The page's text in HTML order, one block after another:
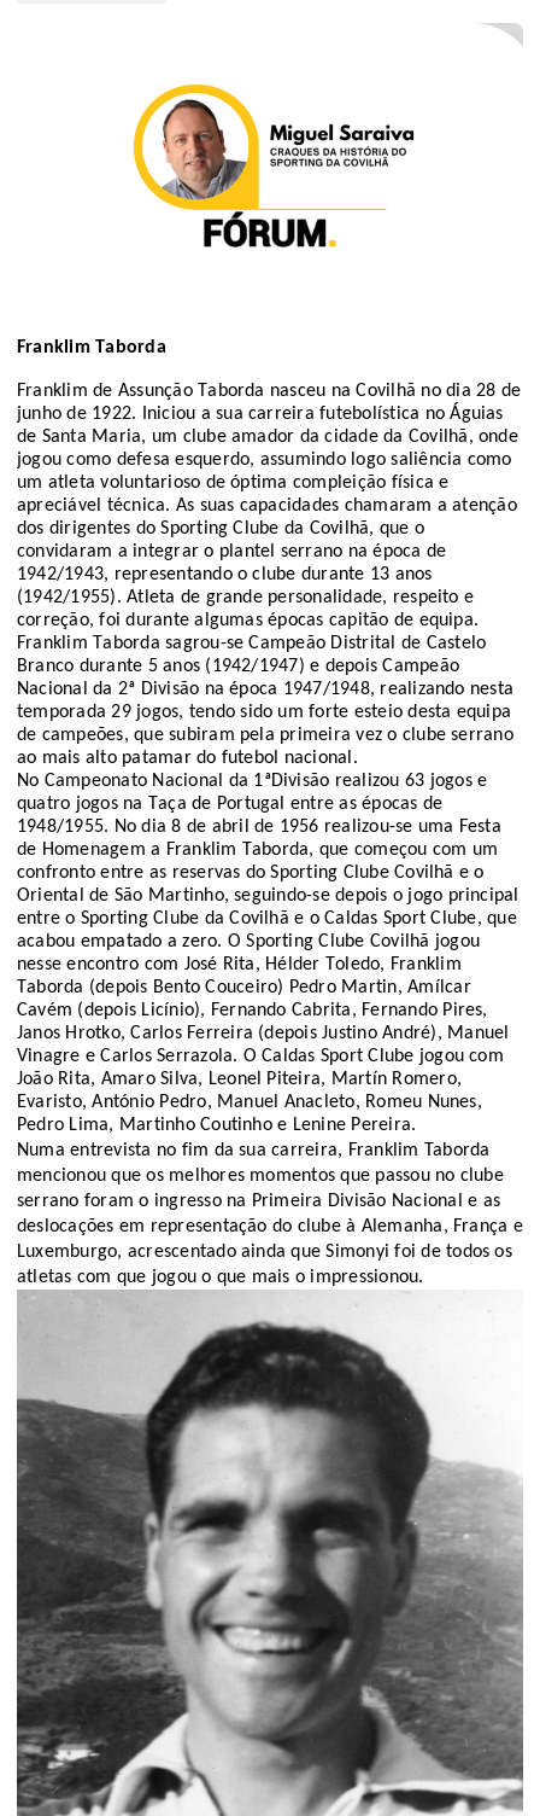
Franklim Taborda
Franklim de Assunção Taborda nasceu naCovilhã nodia 28 de
junho de 1922. niciou a sua carreira futebolística no Águias
de Santa Maria, um clube amador dacidade da Covilhã,onde
jogou como defesa esquerdo, assumindo logo saliência como
um atleta voluntarioso de óptima compleição física e
apreciável técnica. As suas capacidades chamaram a atenção
dos dirigentes do SportingClube da Covilhã, que o
convidaram a integrar o plantel serrano na época de
1942/1943, representandoo clube durante 13 anos
(1942/1955). Atleta de grande personalidade, respeito e
correção, foi durantealgumas épocas capitão de equipa.
Franklim Taborda sagrou-se Campeão Distrital de Castelo
Branco durante 5 anos (1942/1947) e depois Campeão
Nacional da 2ª Divisão na época 1947/1948, realizando nesta
temporada 29 jogos, tendo sido um forte esteio desta equipa
de campeões,que subiram pela primeira vez o clube serrano
ao mais alto patamar do futebol nacional.
No Campeonato Nacional da 1ªDivisão realizou 63 jogos e
quatro jogos na Taça de Portugal entre as épocas de
1948/1955. No dia 8 de abril de 1956 realizou-se uma Festa
de Homenagem a Franklim Taborda, que começou com um
confronto entre as reservas do Sporting ClubeCovilhã e o
Oriental de São Martinho, seguindo-se depois o jogo principal
entre o SportingClube daCovilhã e o Caldas Sport Clube, que
acabou empatado a zero. O Sporting Clube Covilhã jogou
nesse encontro com José Rita, Hélder Toledo, Franklim
Taborda (depois BentoCouceiro) PedroMartin,Amílcar
Cavém (depois Licínio), Fernando Cabrita, Fernando Pires,
Janos Hrotko, Carlos Ferreira (depois JustinoAndré), Manuel
Vinagre eCarlosSerrazola. O Caldas Sport Clube jogou com
João Rita, AmaroSilva, Leonel Piteira, Martín Romero,
Evaristo, António Pedro, Manuel Anacleto, Romeu Nunes,
Pedro Lima, MartinhoCoutinhoe Lenine Pereira.
Numa entrevista no fim da sua carreira,
mencionou que os melhores momentos que passou no clube
serrano foram o ingresso na Primeira Divisão Nacional
e as
deslocações em representação do clube à Alemanha, França e
Luxemburgo, acrescentado ainda que Simonyi foi de todos os
atletas com que jogou o que mais o impressionou.